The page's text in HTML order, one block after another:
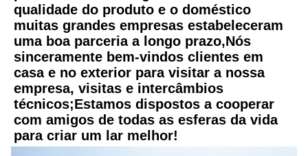
qualidade do produto e o doméstico
muitas grandes empresas estabeleceram
uma boa parceria a longo prazo,Nós
sinceramente bem-vindos clientes em
casa e no exterior para visitar a nossa
empresa, visitas e intercâmbios
técnicos;Estamos dispostos a cooperar
com amigos de todas as esferas da vida
para criar um lar melhor!